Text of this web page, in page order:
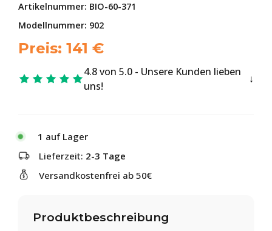
Artikelnummer: BIO-60-371
Modellnummer: 902
Preis: 141 €
4.8 von 5.0 - Unsere Kunden lieben
uns!
1 auf Lager
Lieferzeit: 2-3 Tage
Versandkostenfrei ab 50€
Produktbeschreibung